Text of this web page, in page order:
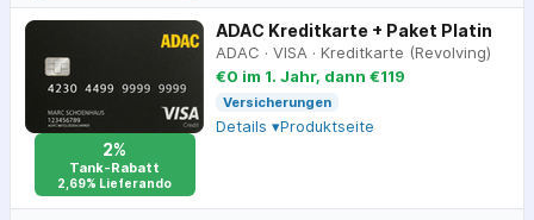
2%
Tank-Rabatt
2,69% Lieferando
ADAC Kreditkarte + Paket Platin
ADAC · VISA · Kreditkarte (Revolving)
€0 im 1. Jahr, dann €119
Versicherungen
Details ▾Produktseite